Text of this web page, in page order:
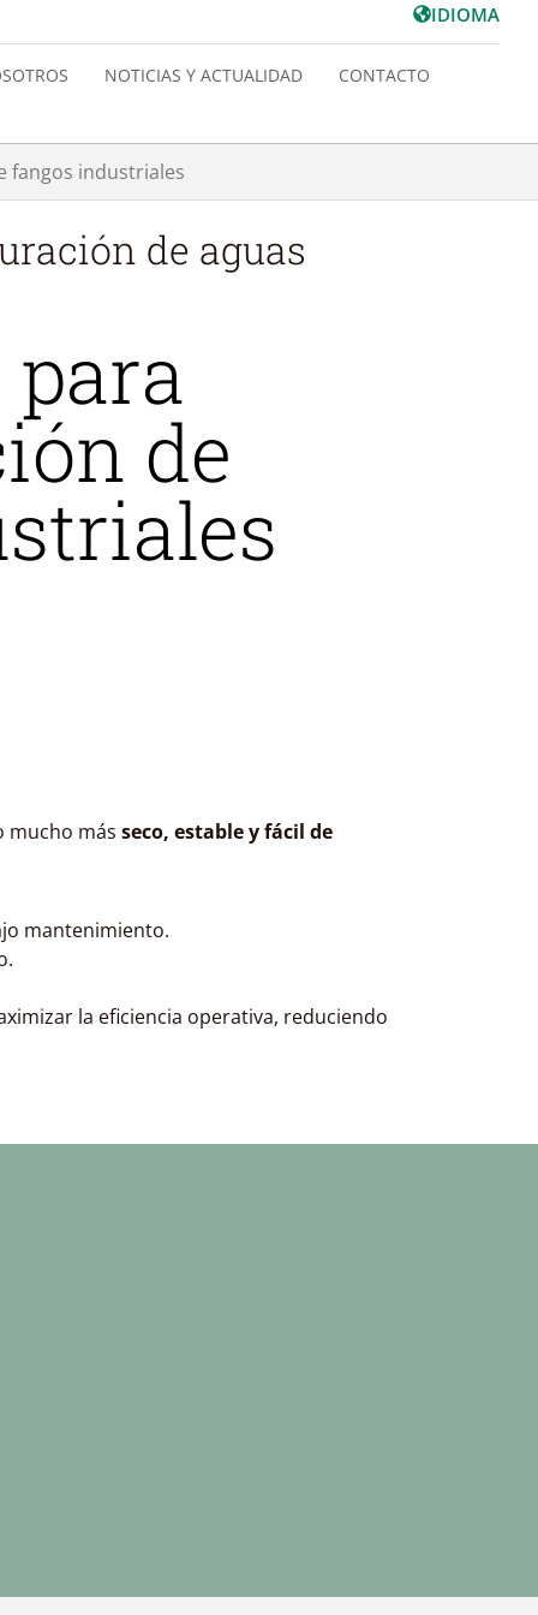
IDIOMA
NOTICIAS Y ACTUALIDAD CONTACTO
fangos industriales
de aguas
de
mucho más seco, estable y fácil de
mantenimiento.
la eficiencia operativa, reduciendo